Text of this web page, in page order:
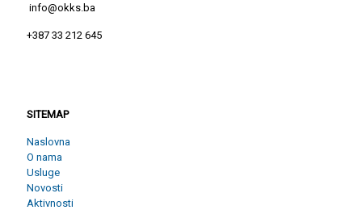
info@okks.ba
+387 33 212 645
SITEMAP
Naslovna
O nama
Usluge
Novosti
Aktivnosti